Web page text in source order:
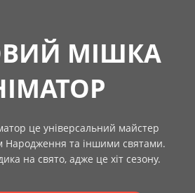
МІШКА
це універсальний майстер
Народження та іншими святами.
на свято, адже це хіт сезону.